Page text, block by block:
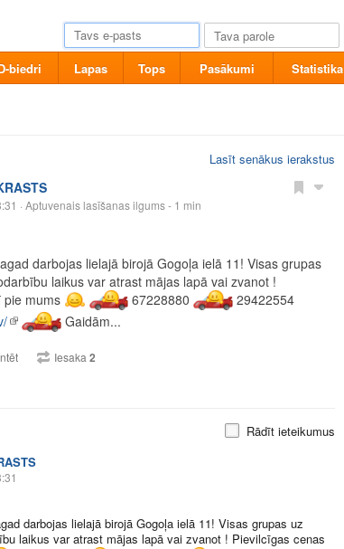
biedri Lapas Tops Pasākumi Statistika
Lasīt senākus ierakstus
· Aptuvenais lasīšanas ilgums - 1 min
darbojas lielajā birojā Gogoļa ielā 11! Visas grupas
laikus var atrast mājas lapā vai zvanot !
pie mums
67228880
29422554
Gaidām...
Iesaka 2
Rādīt ieteikumus
darbojas lielajā birojā Gogoļa ielā 11! Visas grupas uz
laikus var atrast mājas lapā vai zvanot ! Pievilcīgas cenas